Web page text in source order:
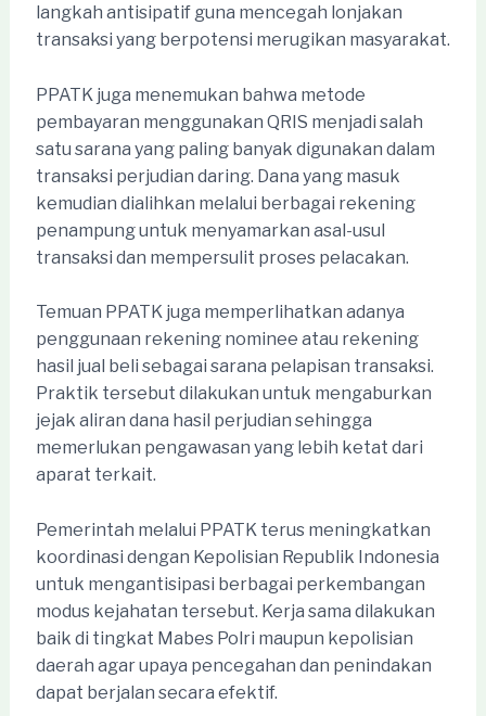
langkah antisipatif guna mencegah lonjakan
transaksi yang berpotensi merugikan masyarakat.
PPATK juga menemukan bahwa metode
pembayaran menggunakan QRIS menjadi salah
satu sarana yang paling banyak digunakan dalam
transaksi perjudian daring. Dana yang masuk
kemudian dialihkan melalui berbagai rekening
penampung untuk menyamarkan asal-usul
transaksi dan mempersulit proses pelacakan.
Temuan PPATK juga memperlihatkan adanya
penggunaan rekening nominee atau rekening
hasil jual beli sebagai sarana pelapisan transaksi.
Praktik tersebut dilakukan untuk mengaburkan
jejak aliran dana hasil perjudian sehingga
memerlukan pengawasan yang lebih ketat dari
aparat terkait.
Pemerintah melalui PPATK terus meningkatkan
koordinasi dengan Kepolisian Republik Indonesia
untuk mengantisipasi berbagai perkembangan
modus kejahatan tersebut. Kerja sama dilakukan
baik di tingkat Mabes Polri maupun kepolisian
daerah agar upaya pencegahan dan penindakan
dapat berjalan secara efektif.